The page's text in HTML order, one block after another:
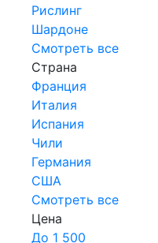
Рислинг
Шардоне
Смотреть все
Страна
Франция
Италия
Испания
Чили
Германия
США
Смотреть все
Цена
До 1 500